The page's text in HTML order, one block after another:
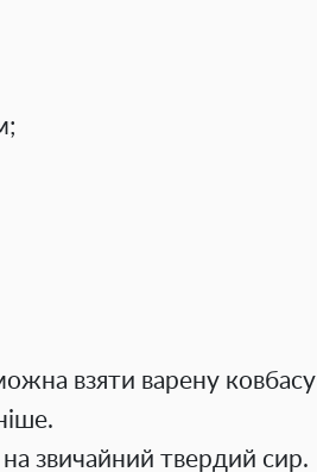
взяти варену ковбасу
звичайний твердий сир.